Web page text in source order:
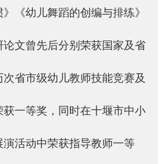
《幼儿舞蹈的创编与排练》
文曾先后分别荣获国家及省
省市级幼儿教师技能竞赛及
一等奖，同时在十堰市中小
活动中荣获指导教师一等